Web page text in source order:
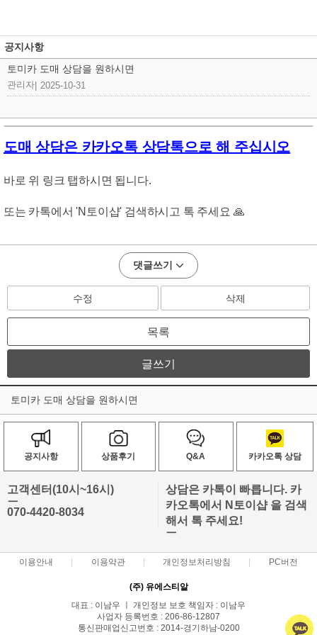
공지사항
토미카 도매 상담을 원하시면
관리자 2025-10-31
도매 상담은 카카오톡 상담톡으로 해 주십시오
바로 위 링크 탭하시면 됩니다.
또는 카톡에서 'N토이샵' 검색하시고 톡 주세요 🙏
댓글쓰기
수정 삭제
목록
글쓰기
토미카 도매 상담을 원하시면
공지사항 상품후기 Q&A 카카오톡 상담
고객센터(10시~16시)
ㅡ
070-4420-8034
상담은 카톡이 빠릅니다. 카
카오톡에서 N토이샵 을 검색
해서 톡 주세요!
ㅡ
이용안내 이용약관 개인정보처리방침 PC버전
(주) 유에스티알
대표 : 이남우 ㅣ 개인정보 보호 책임자 : 이남우
사업자 등록번호 : 206-86-12807
통신판매업신고번호 : 2014-경기하남-0200